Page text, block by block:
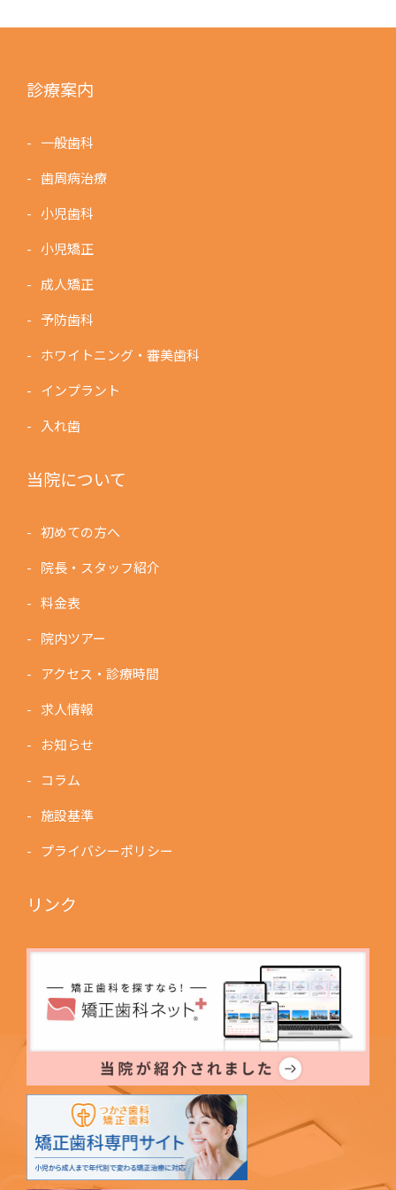
診療案内
一般歯科
歯周病治療
小児歯科
小児矯正
成人矯正
予防歯科
ホワイトニング・審美歯科
インプラント
入れ歯
当院について
初めての方へ
院長・スタッフ紹介
料金表
院内ツアー
アクセス・診療時間
求人情報
お知らせ
コラム
施設基準
プライバシーポリシー
リンク